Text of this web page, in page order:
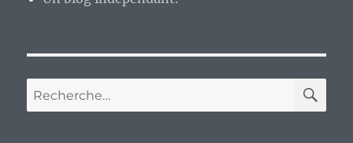
Recherche
pour :